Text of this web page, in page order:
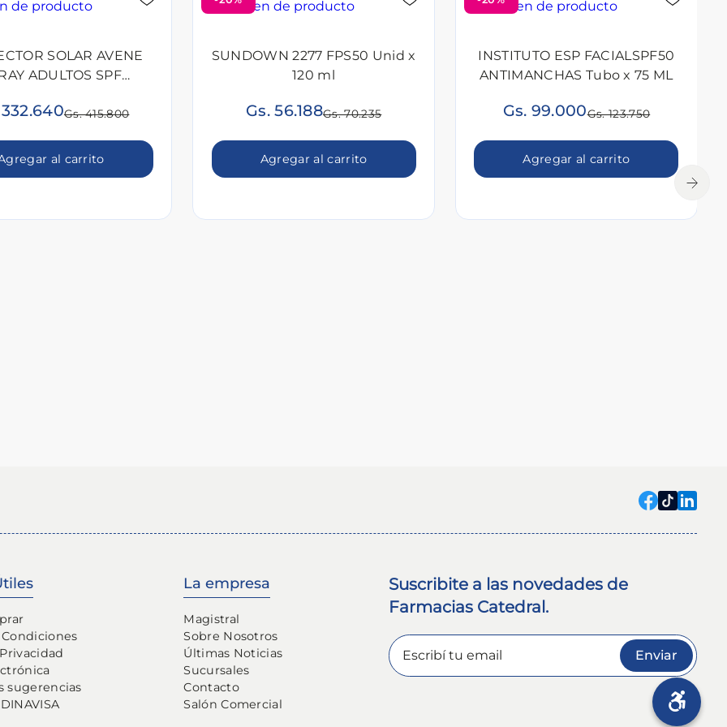
SOLAR AVENE
ADULTOS SPF
Gs. 415.800
al carrito
SUNDOWN 2277 FPS50 Unid x
120 ml
Gs. 56.188Gs. 70.235
Agregar al carrito
INSTITUTO ESP FACIALSPF50
ANTIMANCHAS Tubo x 75 ML
Gs. 99.000Gs. 123.750
Agregar al carrito
sugerencias
La empresa
Magistral
Sobre Nosotros
Últimas Noticias
Sucursales
Contacto
Salón Comercial
Suscribite a las novedades de
Farmacias Catedral.
Enviar